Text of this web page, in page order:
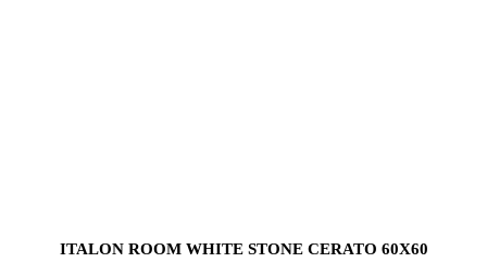
ITALON ROOM WHITE STONE CERATO 60X60